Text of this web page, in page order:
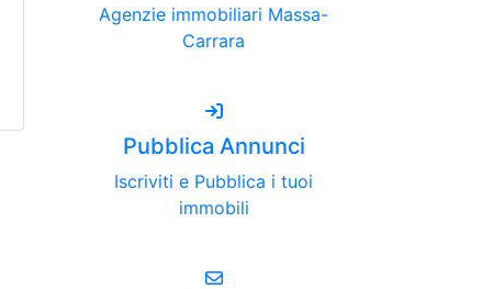
Agenzie immobiliari Massa-
Carrara
Pubblica Annunci
Iscriviti e Pubblica i tuoi
immobili